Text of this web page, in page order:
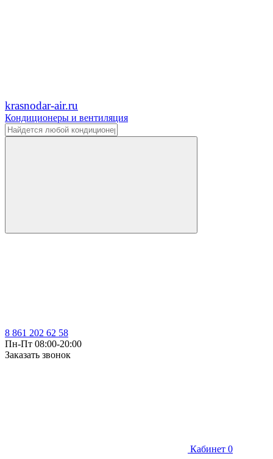
krasnodar-air.ru
Кондиционеры и вентиляция
8 861 202 62 58
Пн-Пт 08:00-20:00
Заказать звонок
Кабинет 0